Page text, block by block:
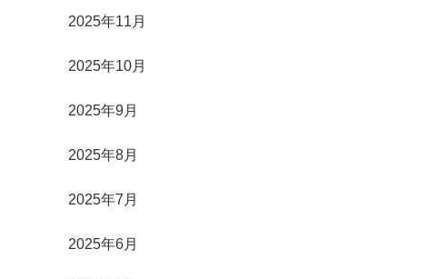
2025年11月
2025年10月
2025年9月
2025年8月
2025年7月
2025年6月